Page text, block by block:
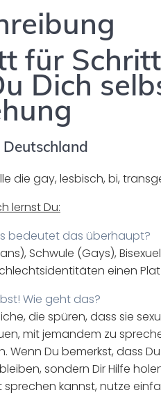
für
Dich
Deutschland
die gay, lesbisch, bi,
lernst Du:
bedeutet das überhaupt?
Schwule (Gays),
einen
Wie geht das?
die spüren, dass sie
mit jemandem zu
Wenn Du bemerkst, dass
sondern Dir Hilfe
kannst, nutze